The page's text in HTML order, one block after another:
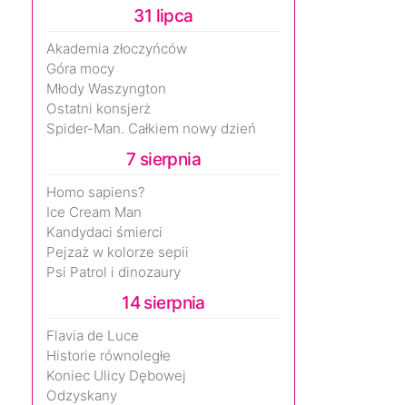
31 lipca
Akademia złoczyńców
Góra mocy
Młody Waszyngton
Ostatni konsjerż
Spider-Man. Całkiem nowy dzień
7 sierpnia
Homo sapiens?
Ice Cream Man
Kandydaci śmierci
Pejzaż w kolorze sepii
Psi Patrol i dinozaury
14 sierpnia
Flavia de Luce
Historie równoległe
Koniec Ulicy Dębowej
Odzyskany